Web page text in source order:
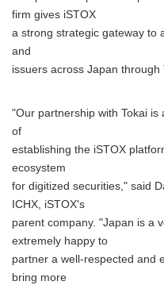
firm gives iSTOX
a strong strategic gateway to
and
issuers across Japan through
"Our partnership with Tokai
of
establishing the iSTOX
ecosystem
for digitized securities," said
ICHX, iSTOX's
parent company. "Japan is a
extremely happy to
partner a well-respected and
bring more